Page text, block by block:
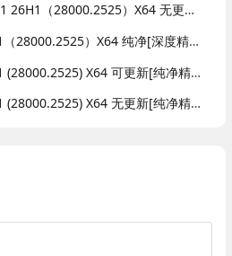
不忘初心游戏版Windows11 26H1（28000.2525）X64 无更新[精简版]
不忘初心Windows11 26H1（28000.2525）X64 纯净[深度精简版]
不忘初心Windows11 26H1 (28000.2525) X64 可更新[纯净精简版]
不忘初心Windows11 26H1 (28000.2525) X64 无更新[纯净精简版]